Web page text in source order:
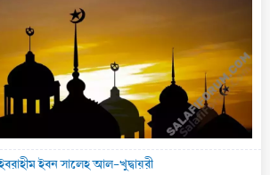
ইবন সালেহ আল-খুদ্বায়রী